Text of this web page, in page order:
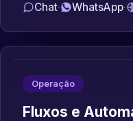
Chat· WhatsApp·
Operação
Fluxos e